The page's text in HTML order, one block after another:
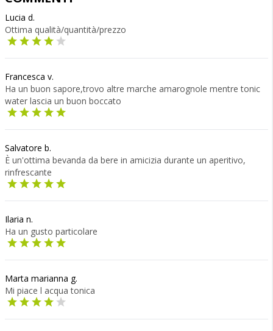
Lucia d.
Ottima qualità/quantità/prezzo
Francesca v.
Ha un buon sapore,trovo altre marche amarognole mentre tonic
water lascia un buon boccato
Salvatore b.
È un'ottima bevanda da bere in amicizia durante un aperitivo,
rinfrescante
Ilaria n.
Ha un gusto particolare
Marta marianna g.
Mi piace l acqua tonica